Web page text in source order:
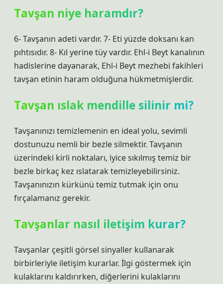
Tavşan niye haramdır?
6- Tavşanın adeti vardır. 7- Eti yüzde doksanı kan
pıhtısıdır. 8- Kıl yerine tüy vardır. Ehl-i Beyt kanalının
hadislerine dayanarak, Ehl-i Beyt mezhebi fakihleri ​​
tavşan etinin haram olduğuna hükmetmişlerdir.
Tavşan ıslak mendille silinir mi?
Tavşanınızı temizlemenin en ideal yolu, sevimli
dostunuzu nemli bir bezle silmektir. Tavşanın
üzerindeki kirli noktaları, iyice sıkılmış temiz bir
bezle birkaç kez ıslatarak temizleyebilirsiniz.
Tavşanınızın kürkünü temiz tutmak için onu
fırçalamanız gerekir.
Tavşanlar nasıl iletişim kurar?
Tavşanlar çeşitli görsel sinyaller kullanarak
birbirleriyle iletişim kurarlar. İlgi göstermek için
kulaklarını kaldırırken, diğerlerini kulaklarını